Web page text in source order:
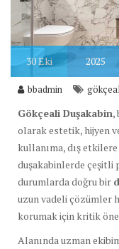
30Eki 2025
bbadmin
Gökçeali Duşakabin,
olarak estetik, hijyen
kullanıma, dış
duşakabinlerde çeşitli
durumlarda doğru bir
uzun vadeli çözümler
korumak için kritik
Alanında uzman